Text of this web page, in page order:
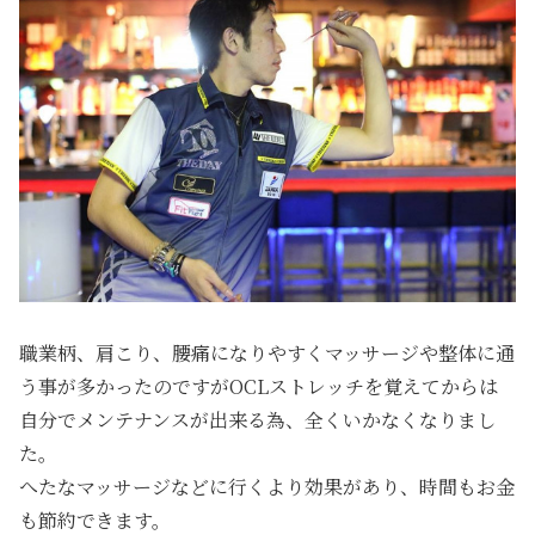
職業柄、肩こり、腰痛になりやすくマッサージや整体に通
う事が多かったのですがOCLストレッチを覚えてからは
自分でメンテナンスが出来る為、全くいかなくなりまし
た。
へたなマッサージなどに行くより効果があり、時間もお金
も節約できます。